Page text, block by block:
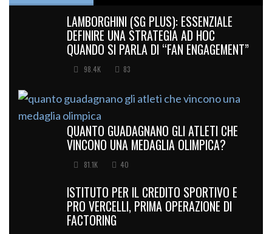
LAMBORGHINI (SG PLUS): ESSENZIALE
DEFINIRE UNA STRATEGIA AD HOC
QUANDO SI PARLA DI “FAN ENGAGEMENT”
98.4K 83
QUANTO GUADAGNANO GLI ATLETI CHE
VINCONO UNA MEDAGLIA OLIMPICA?
81.1K 40
ISTITUTO PER IL CREDITO SPORTIVO E
PRO VERCELLI, PRIMA OPERAZIONE DI
FACTORING